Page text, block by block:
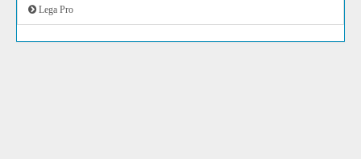
Lega Pro